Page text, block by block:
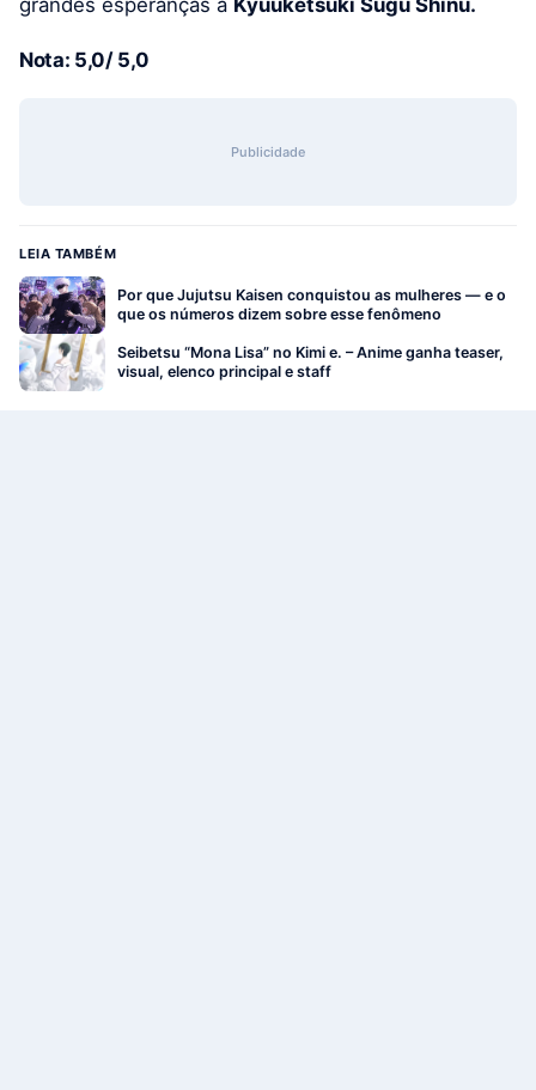
grandes esperanças à Kyuuketsuki Sugu Shinu.
Nota: 5,0/ 5,0
Publicidade
LEIA TAMBÉM
Por que Jujutsu Kaisen conquistou as mulheres — e o
que os números dizem sobre esse fenômeno
Seibetsu “Mona Lisa” no Kimi e. – Anime ganha teaser,
visual, elenco principal e staff